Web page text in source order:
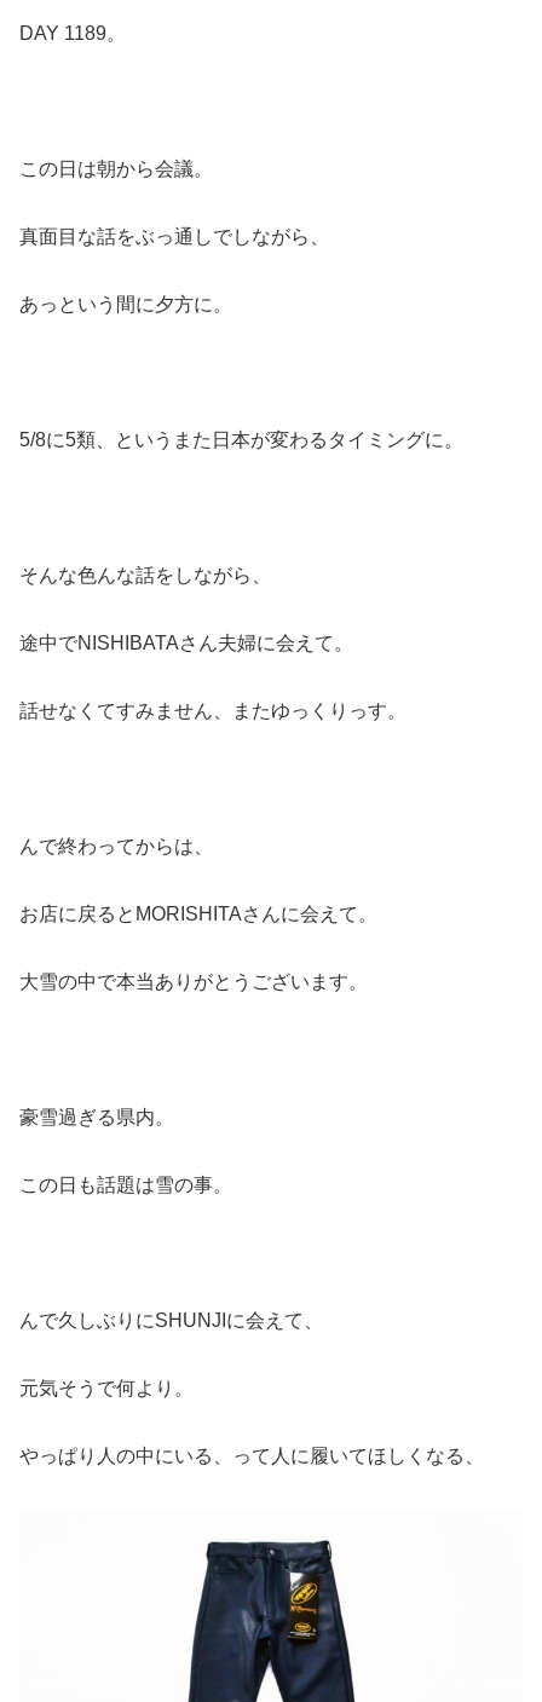
DAY 1189。
この日は朝から会議。
真面目な話をぶっ通しでしながら、
あっという間に夕方に。
5/8に5類、というまた日本が変わるタイミングに。
そんな色んな話をしながら、
途中でNISHIBATAさん夫婦に会えて。
話せなくてすみません、またゆっくりっす。
んで終わってからは、
お店に戻るとMORISHITAさんに会えて。
大雪の中で本当ありがとうございます。
豪雪過ぎる県内。
この日も話題は雪の事。
んで久しぶりにSHUNJIに会えて、
元気そうで何より。
やっぱり人の中にいる、って人に履いてほしくなる、